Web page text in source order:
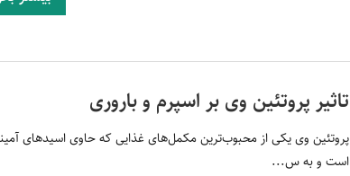
تاثیر پروتئین وی بر اسپرم و باروری
پروتئین وی یکی از محبوب‌ترین مکمل‌های غذایی که حاوی اسیدهای
است و به س...